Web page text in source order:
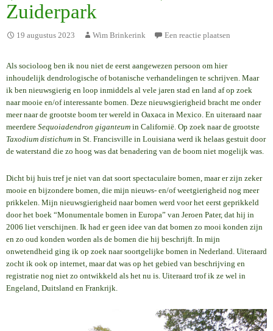
Zuiderpark
19 augustus 2023 Wim Brinkerink Een reactie plaatsen
Als socioloog ben ik nou niet de eerst aangewezen persoon om hier
inhoudelijk dendrologische of botanische verhandelingen te schrijven. Maar
ik ben nieuwsgierig en loop inmiddels al vele jaren stad en land af op zoek
naar mooie en/of interessante bomen. Deze nieuwsgierigheid bracht me onder
meer naar de grootste boom ter wereld in Oaxaca in Mexico. En uiteraard naar
meerdere Sequoiadendron giganteum in Californië. Op zoek naar de grootste
Taxodium distichum in St. Francisville in Louisiana werd ik helaas gestuit door
de waterstand die zo hoog was dat benadering van de boom niet mogelijk was.
Dicht bij huis tref je niet van dat soort spectaculaire bomen, maar er zijn zeker
mooie en bijzondere bomen, die mijn nieuws- en/of weetgierigheid nog meer
prikkelen. Mijn nieuwsgierigheid naar bomen werd voor het eerst geprikkeld
door het boek “Monumentale bomen in Europa” van Jeroen Pater, dat hij in
2006 liet verschijnen. Ik had er geen idee van dat bomen zo mooi konden zijn
en zo oud konden worden als de bomen die hij beschrijft. In mijn
onwetendheid ging ik op zoek naar soortgelijke bomen in Nederland. Uiteraard
zocht ik ook op internet, maar dat was op het gebied van beschrijving en
registratie nog niet zo ontwikkeld als het nu is. Uiteraard trof ik ze wel in
Engeland, Duitsland en Frankrijk.